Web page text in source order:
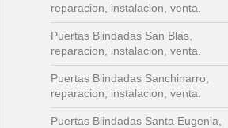
reparacion, instalacion, venta.
Puertas Blindadas San Blas,
reparacion, instalacion, venta.
Puertas Blindadas Sanchinarro,
reparacion, instalacion, venta.
Puertas Blindadas Santa Eugenia,